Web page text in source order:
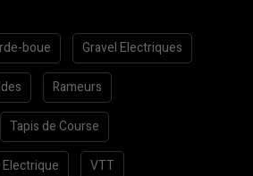
boue Gravel Electriques
Rameurs
Tapis de Course
Electrique VTT